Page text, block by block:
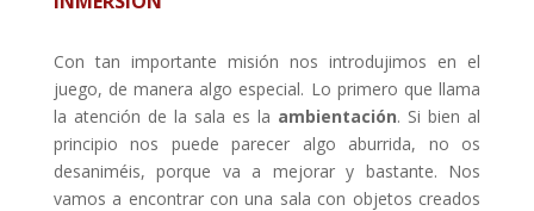
Con tan importante misión nos introdujimos en el
juego, de manera algo especial. Lo primero que llama
la atención de la sala es la ambientación. Si bien al
principio nos puede parecer algo aburrida, no os
desaniméis, porque va a mejorar y bastante. Nos
vamos a encontrar con una sala con objetos creados